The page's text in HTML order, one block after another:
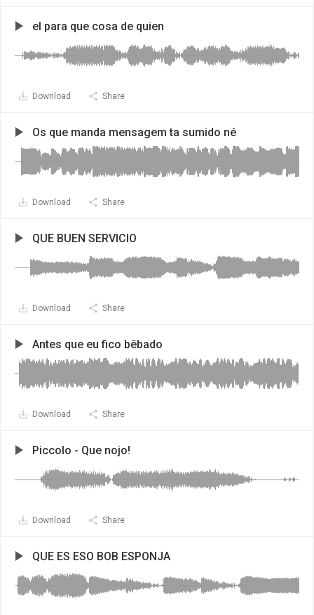
el para que cosa de quien
Download Share
Os que manda mensagem ta sumido né
Download Share
QUE BUEN SERVICIO
Download Share
Antes que eu fico bêbado
Download Share
Piccolo - Que nojo!
Download Share
QUE ES ESO BOB ESPONJA